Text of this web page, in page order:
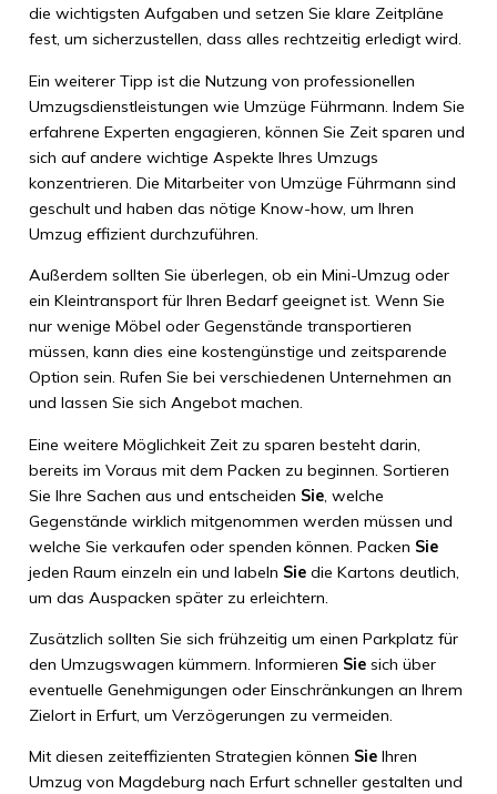
die wichtigsten Aufgaben und setzen Sie klare Zeitpläne
fest, um sicherzustellen, dass alles rechtzeitig erledigt wird.
Ein weiterer Tipp ist die Nutzung von professionellen
Umzugsdienstleistungen wie Umzüge Führmann. Indem Sie
erfahrene Experten engagieren, können Sie Zeit sparen und
sich auf andere wichtige Aspekte Ihres Umzugs
konzentrieren. Die Mitarbeiter von Umzüge Führmann sind
geschult und haben das nötige Know-how, um Ihren
Umzug effizient durchzuführen.
Außerdem sollten Sie überlegen, ob ein Mini-Umzug oder
ein Kleintransport für Ihren Bedarf geeignet ist. Wenn Sie
nur wenige Möbel oder Gegenstände transportieren
müssen, kann dies eine kostengünstige und zeitsparende
Option sein. Rufen Sie bei verschiedenen Unternehmen an
und lassen Sie sich Angebot machen.
Eine weitere Möglichkeit Zeit zu sparen besteht darin,
bereits im Voraus mit dem Packen zu beginnen. Sortieren
Sie Ihre Sachen aus und entscheiden Sie, welche
Gegenstände wirklich mitgenommen werden müssen und
welche Sie verkaufen oder spenden können. Packen Sie
jeden Raum einzeln ein und labeln Siedie Kartons deutlich,
um das Auspacken später zu erleichtern.
Zusätzlich sollten Sie sich frühzeitig um einen Parkplatz für
den Umzugswagen kümmern. Informieren Siesich über
eventuelle Genehmigungen oder Einschränkungen an Ihrem
Zielort in Erfurt, um Verzögerungen zu vermeiden.
Mit diesen zeiteffizienten Strategien können SieIhren
Umzug von Magdeburg nach Erfurt schneller gestalten und